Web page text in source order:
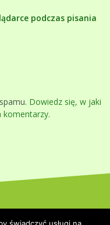
podczas pisania
Dowiedz się, w jaki
komentarzy.